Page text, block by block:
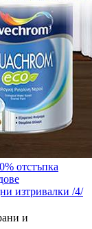
отстъпка
изтривалки /4/
и